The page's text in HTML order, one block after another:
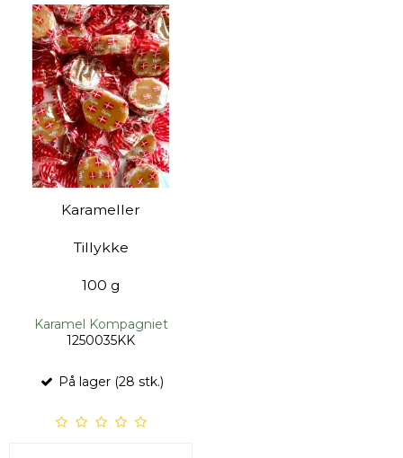
Karameller
Tillykke
100 g
Karamel Kompagniet
1250035KK
På lager (28 stk.)